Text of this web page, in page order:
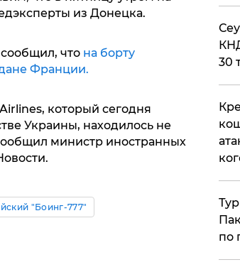
из Донецка.
что на борту
Франции.
который сегодня
Украины, находилось не
министр иностранных
"Боинг-777"
30
по